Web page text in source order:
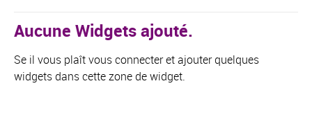
Aucune Widgets ajouté.
Se il vous plaît vous connecter et ajouter quelques
widgets dans cette zone de widget.